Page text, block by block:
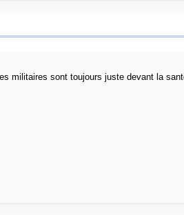
militaires sont toujours juste devant la